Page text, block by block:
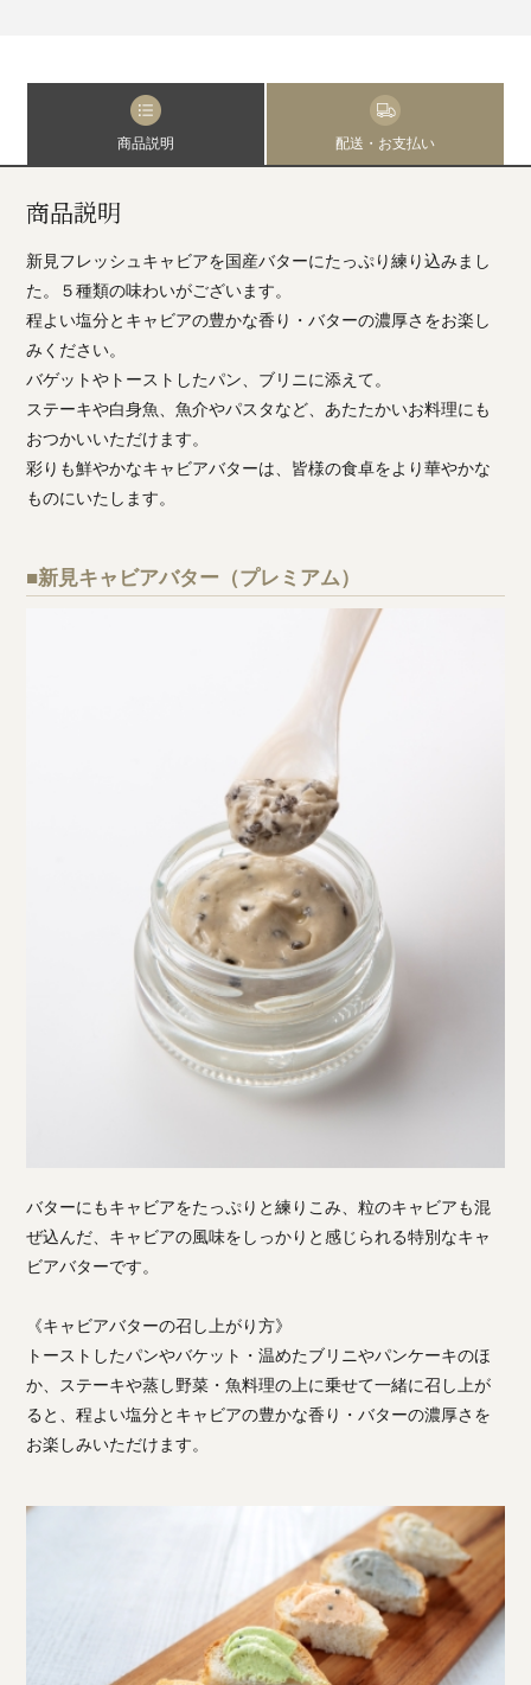
商品説明 配送・お支払い
商品説明
新見フレッシュキャビアを国産バターにたっぷり練り込みまし
た。５種類の味わいがございます。
程よい塩分とキャビアの豊かな香り・バターの濃厚さをお楽し
みください。
バゲットやトーストしたパン、ブリニに添えて。
ステーキや白身魚、魚介やパスタなど、あたたかいお料理にも
おつかいいただけます。
彩りも鮮やかなキャビアバターは、皆様の食卓をより華やかな
ものにいたします。
■新見キャビアバター（プレミアム）
バターにもキャビアをたっぷりと練りこみ、粒のキャビアも混
ぜ込んだ、キャビアの風味をしっかりと感じられる特別なキャ
ビアバターです。
《キャビアバターの召し上がり方》
トーストしたパンやバケット・温めたブリニやパンケーキのほ
か、ステーキや蒸し野菜・魚料理の上に乗せて一緒に召し上が
ると、程よい塩分とキャビアの豊かな香り・バターの濃厚さを
お楽しみいただけます。